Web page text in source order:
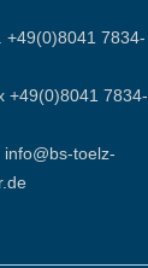
+49(0)8041 7834-
+49(0)8041 7834-
info@bs-toelz-